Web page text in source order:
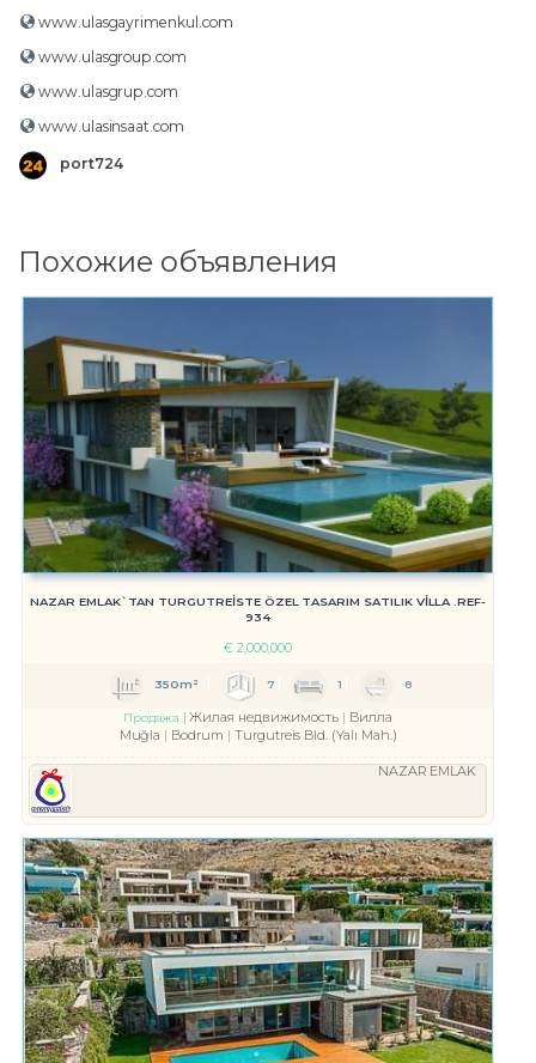
www.ulasgayrimenkul.com
www.ulasgroup.com
www.ulasgrup.com
www.ulasinsaat.com
port724
Похожие объявления
NAZAR EMLAK`TAN TURGUTREİSTE ÖZEL TASARIM SATILIK VİLLA .REF-
934
€ 2,000,000
350m² 7 1 8
Продажа Жилая недвижимость
Вилла
Muğla
Bodrum Turgutreis Bld. (Yalı Mah.)
NAZAR EMLAK